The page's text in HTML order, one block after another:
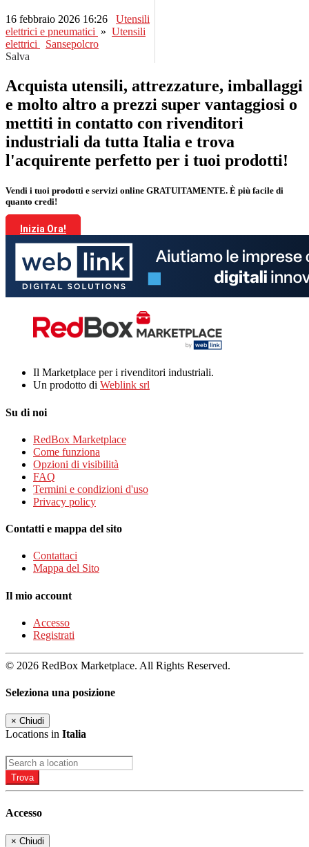
16 febbraio 2026 16:26
Utensili
elettrici e pneumatici » Utensili
elettrici
Sansepolcro
Salva
Acquista utensili, attrezzature, imballaggi
e molto altro a prezzi super vantaggiosi o
mettiti in contatto con rivenditori
industriali da tutta Italia e trova
l'acquirente perfetto per i tuoi prodotti!
Vendi i tuoi prodotti e servizi online GRATUITAMENTE. È più facile di
quanto credi!
Inizia Ora!
Il Marketplace per i rivenditori industriali.
Un prodotto di Weblink srl
Su di noi
RedBox Marketplace
Come funziona
Opzioni di visibilità
FAQ
Termini e condizioni d'uso
Privacy policy
Contatti e mappa del sito
Contattaci
Mappa del Sito
Il mio account
Accesso
Registrati
© 2026 RedBox Marketplace. All Rights Reserved.
Seleziona una posizione
× Chiudi
Locations in Italia
Trova
Accesso
× Chiudi